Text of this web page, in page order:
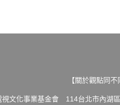
【關於觀點同不
視文化事業基金會 114台北市內湖